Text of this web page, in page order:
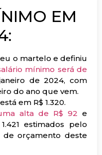
EM
o martelo e definiu
mínimo será de
de 2024, com
do ano que vem.
em R$ 1.320.
alta de R$ 92 e
estimados pelo
orçamento deste